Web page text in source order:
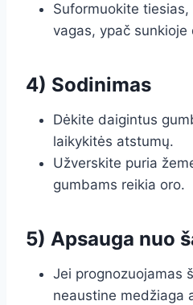
Suformuokite
vagas, ypač sunkioje
4) Sodinimas
Dėkite daigintus
laikykitės atstumų.
Užverskite puria
gumbams reikia oro.
5) Apsauga nuo
Jei prognozuojamas
neaustine medžiaga